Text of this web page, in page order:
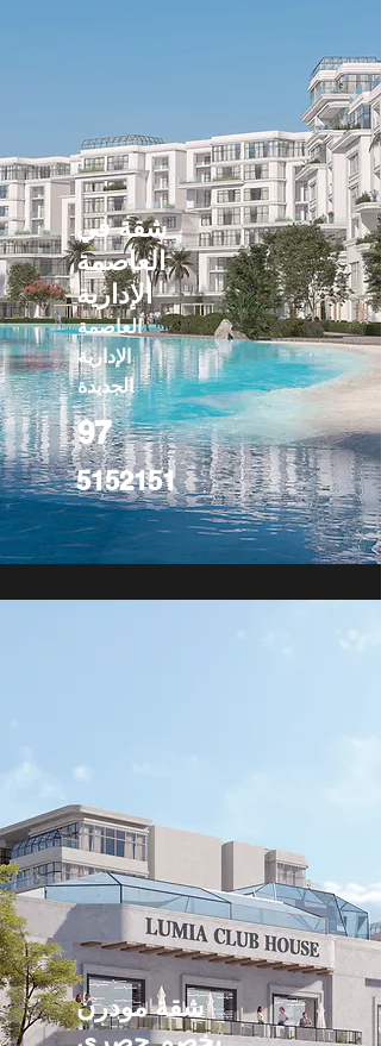
شقة في
العاصمة
الإدارية
العاصمة
الإدارية
الجديدة
97
5152151
شقة مودرن